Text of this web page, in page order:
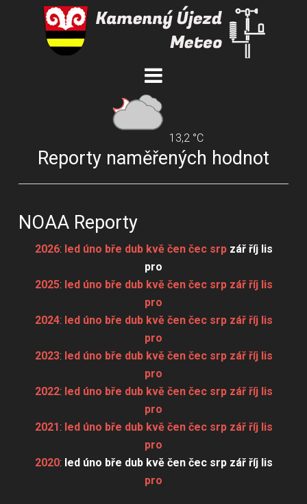
13,2 °C
Reporty naměřených hodnot
NOAA Reporty
2026: led úno bře dub kvě čen čec srp zář říj lis
pro
2025: led úno bře dub kvě čen čec srp zář říj lis
pro
2024: led úno bře dub kvě čen čec srp zář říj lis
pro
2023: led úno bře dub kvě čen čec srp zář říj lis
pro
2022: led úno bře dub kvě čen čec srp zář říj lis
pro
2021: led úno bře dub kvě čen čec srp zář říj lis
pro
2020: led úno bře dub kvě čen čec srp zář říj lis
pro